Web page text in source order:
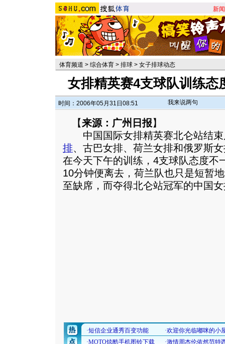
新闻
体育频道 > 综合体育 > 排球 > 女子排球动态
女排精英赛4支球队训练态
时间：2006年05月31日08:51 我来说两句
【来源：广州日报】
中国国际女排精英赛北仑站结束
排、古巴女排、荷兰女排和俄罗斯
在今天下午的训练，4支球队态度不
10分钟便离去，荷兰队也只是短暂
至缺席，而夺得北仑站冠军的中国